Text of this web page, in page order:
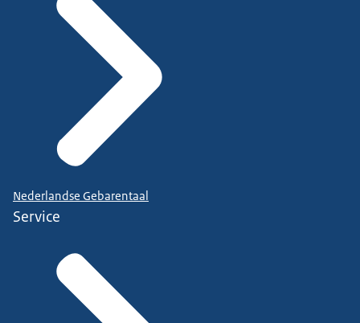
Nederlandse Gebarentaal
Service